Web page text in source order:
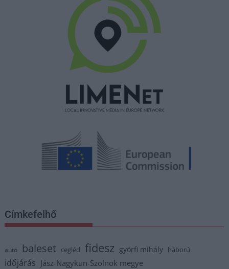
Címkefelhő
autó baleset cegléd fidesz györfi mihály háború
időjárás Jász-Nagykun-Szolnok megye